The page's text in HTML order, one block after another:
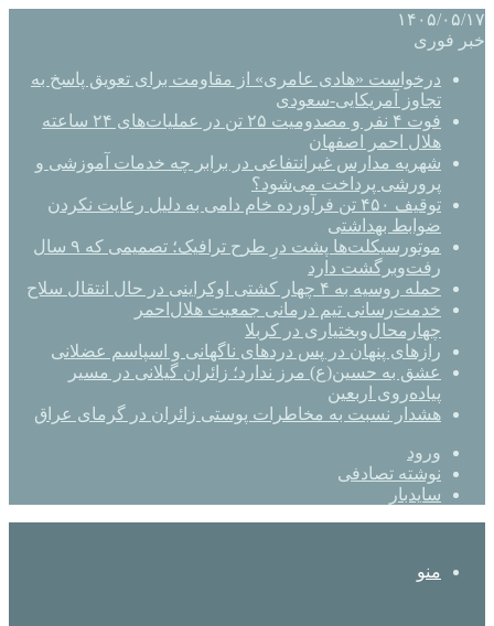
۱۴۰۵/۰۵/۱۷
خبر فوری
درخواست «هادی عامری» از مقاومت برای تعویق پاسخ به
تجاوز آمریکایی-سعودی
فوت ۴ نفر و مصدومیت ۲۵ تن در عملیات‌های ۲۴ ساعته
هلال احمر اصفهان
شهریه مدارس غیرانتفاعی در برابر چه خدمات آموزشی و
پرورشی پرداخت می‌شود؟
توقیف ۴۵۰ تن فرآورده خام دامی به دلیل رعایت نکردن
ضوابط بهداشتی
موتورسیکلت‌ها پشت درِ طرح ترافیک؛ تصمیمی که ۹ سال
رفت‌وبرگشت دارد
حمله روسیه به ۴ چهار کشتی اوکراینی در حال انتقال سلاح
خدمت‌رسانی تیم درمانی جمعیت هلال‌احمر
چهارمحال‌وبختیاری در کربلا
رازهای پنهان در پس دردهای ناگهانی و اسپاسم عضلانی
عشق به حسین(ع) مرز ندارد؛ زائران گیلانی در مسیر
پیاده‌روی اربعین
هشدار نسبت به مخاطرات پوستی زائران در گرمای عراق
ورود
نوشته تصادفی
سایدبار
منو